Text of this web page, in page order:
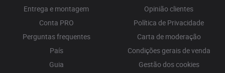
Entrega e montagem
Conta PRO
Perguntas frequentes
País
Guia
Opinião clientes
Política de Privacidade
Carta de moderação
Condições gerais de venda
Gestão dos cookies